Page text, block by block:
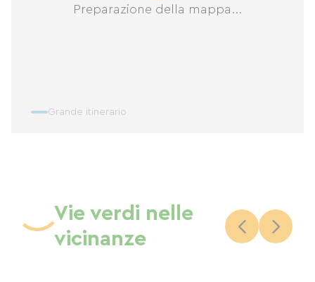
Preparazione della mappa...
Grande itinerario
Vie verdi nelle
vicinanze